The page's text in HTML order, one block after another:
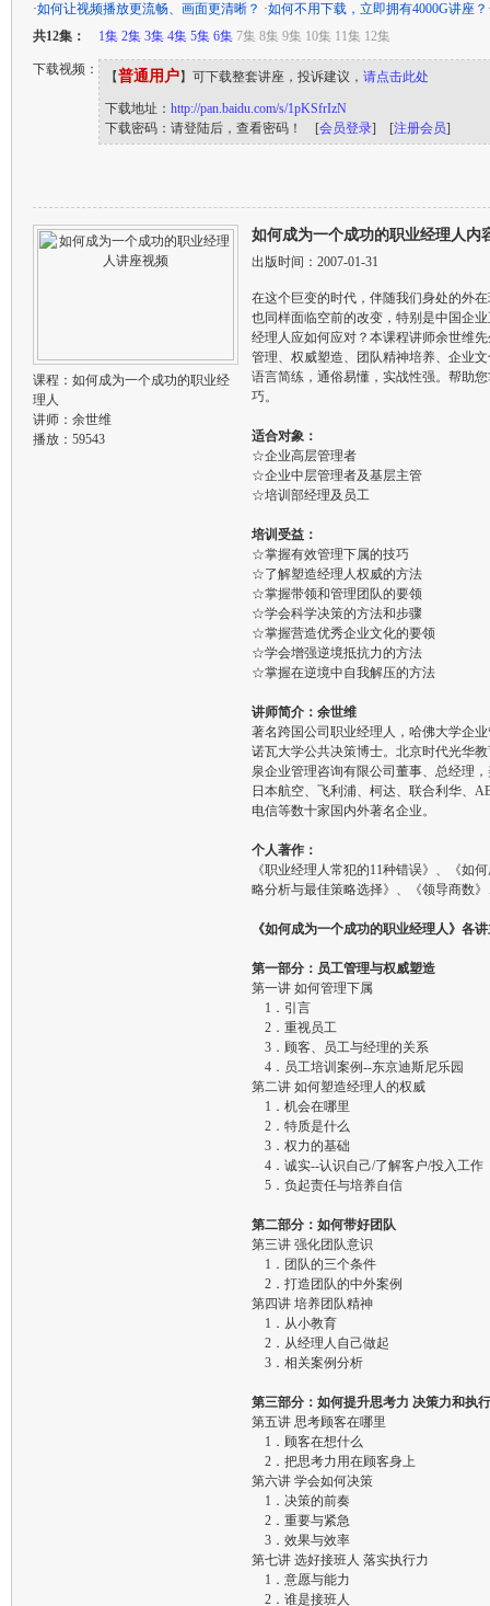
·如何让视频播放更流畅、画面更清晰？ ·如何不用下载，立即拥有4000G讲座？
共12集：
1集 2集 3集 4集 5集 6集 7集 8集 9集 10集 11集 12集
下载视频： 【普通用户】可下载整套讲座，投诉建议， 请点击此处
下载地址： http://pan.baidu.com/s/1pKSfrIzN
下载密码：请登陆后，查看密码！ [会员登录] [注册会员]
课程： 如何成为一个成功的职业经
理人
讲师： 余世维
播放：59543
如何成为一个成功的职业经理人内
出版时间：2007-01-31
在这个巨变的时代，伴随我们身处的外
也同样面临空前的改变，特别是中国企
经理人应如何应对？本课程讲师余世维
管理、权威塑造、团队精神培养、企业
语言简练，通俗易懂，实战性强。帮助
巧。
适合对象：
☆企业高层管理者
☆企业中层管理者及基层主管
☆培训部经理及员工
培训受益：
☆掌握有效管理下属的技巧
☆了解塑造经理人权威的方法
☆掌握带领和管理团队的要领
☆学会科学决策的方法和步骤
☆掌握营造优秀企业文化的要领
☆学会增强逆境抵抗力的方法
☆掌握在逆境中自我解压的方法
讲师简介：余世维
著名跨国公司职业经理人，哈佛大学企
诺瓦大学公共决策博士。北京时代光华
泉企业管理咨询有限公司董事、总经理
日本航空、飞利浦、柯达、联合利华、
电信等数十家国内外著名企业。
个人著作：
《职业经理人常犯的11种错误》、《如
略分析与最佳策略选择》、《领导商数
《如何成为一个成功的职业经理人》各
第一部分：员工管理与权威塑造
第一讲 如何管理下属
1．引言
2．重视员工
3．顾客、员工与经理的关系
4．员工培训案例--东京迪斯尼乐园
第二讲 如何塑造经理人的权威
1．机会在哪里
2．特质是什么
3．权力的基础
4．诚实--认识自己/了解客户/投入工作
5．负起责任与培养自信
第二部分：如何带好团队
第三讲 强化团队意识
1．团队的三个条件
2．打造团队的中外案例
第四讲 培养团队精神
1．从小教育
2．从经理人自己做起
3．相关案例分析
第三部分：如何提升思考力 决策力和执
第五讲 思考顾客在哪里
1．顾客在想什么
2．把思考力用在顾客身上
第六讲 学会如何决策
1．决策的前奏
2．重要与紧急
3．效果与效率
第七讲 选好接班人 落实执行力
1．意愿与能力
2．谁是接班人